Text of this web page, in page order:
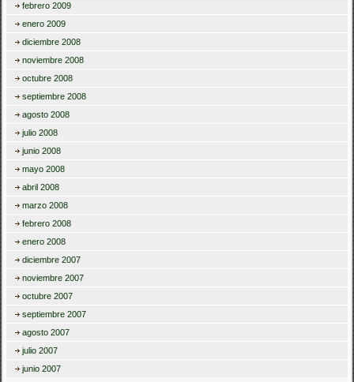
febrero 2009
enero 2009
diciembre 2008
noviembre 2008
octubre 2008
septiembre 2008
agosto 2008
julio 2008
junio 2008
mayo 2008
abril 2008
marzo 2008
febrero 2008
enero 2008
diciembre 2007
noviembre 2007
octubre 2007
septiembre 2007
agosto 2007
julio 2007
junio 2007